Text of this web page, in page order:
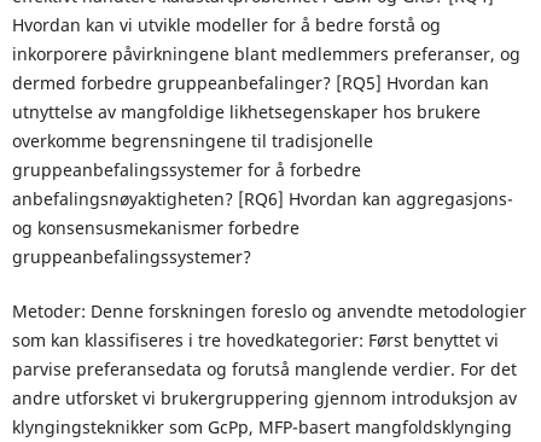
Hvordan kan vi utvikle modeller for å bedre forstå og
inkorporere påvirkningene blant medlemmers preferanser, og
dermed forbedre gruppeanbefalinger? [RQ5] Hvordan kan
utnyttelse av mangfoldige likhetsegenskaper hos brukere
overkomme begrensningene til tradisjonelle
gruppeanbefalingssystemer for å forbedre
anbefalingsnøyaktigheten? [RQ6] Hvordan kan aggregasjons-
og konsensusmekanismer forbedre
gruppeanbefalingssystemer?
Metoder: Denne forskningen foreslo og anvendte metodologier
som kan klassifiseres i tre hovedkategorier: Først benyttet vi
parvise preferansedata og forutså manglende verdier. For det
andre utforsket vi brukergruppering gjennom introduksjon av
klyngingsteknikker som GcPp, MFP-basert mangfoldsklynging